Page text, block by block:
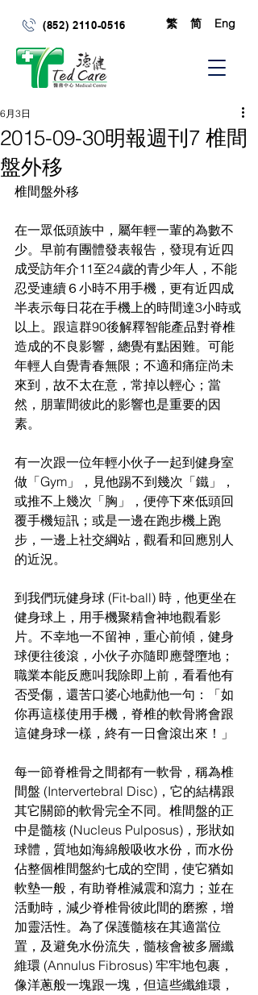
(852) 2110-0516 繁 简 Eng
2015-09-30明報週刊7 椎間
盤外移
6月3日
椎間盤外移
在一眾低頭族中，屬年輕一輩的為數不
少。早前有團體發表報告，發現有近四
成受訪年介11至24歲的青少年人，不能
忍受連續６小時不用手機，更有近四成
半表示每日花在手機上的時間達3小時或
以上。跟這群90後解釋智能產品對脊椎
造成的不良影響，總覺有點困難。可能
年輕人自覺青春無限；不適和痛症尚未
來到，故不太在意，常掉以輕心；當
然，朋輩間彼此的影響也是重要的因
素。
有一次跟一位年輕小伙子一起到健身室
做「Gym」，見他踢不到幾次「鐵」，
或推不上幾次「胸」，便停下來低頭回
覆手機短訊；或是一邊在跑步機上跑
步，一邊上社交綱站，觀看和回應別人
的近況。
到我們玩健身球 (Fit-ball) 時，他更坐在
健身球上，用手機聚精會神地觀看影
片。不幸地一不留神，重心前傾，健身
球便往後滾，小伙子亦隨即應聲墮地；
職業本能反應叫我除即上前，看看他有
否受傷，還苦口婆心地勸他一句：「如
你再這樣使用手機，脊椎的軟骨將會跟
這健身球一樣，終有一日會滾出來！」
每一節脊椎骨之間都有一軟骨，稱為椎
間盤 (Intervertebral Disc)，它的結構跟
其它關節的軟骨完全不同。椎間盤的正
中是髓核 (Nucleus Pulposus)，形狀如
球體，質地如海綿般吸收水份，而水份
佔整個椎間盤約七成的空間，使它猶如
軟墊一般，有助脊椎減震和瀉力；並在
活動時，減少脊椎骨彼此間的磨擦，增
加靈活性。為了保護髓核在其適當位
置，及避免水份流失，髓核會被多層纖
維環 (Annulus Fibrosus) 牢牢地包裹，
像洋蔥般一塊跟一塊，但這些纖維環，